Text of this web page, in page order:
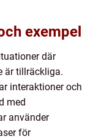
exempel
där
är tillräckliga.
interaktioner och
med
använder
för